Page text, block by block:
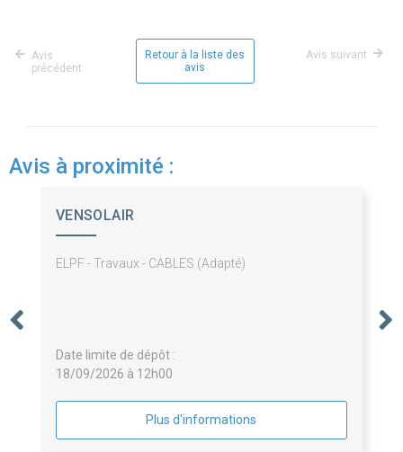
Avis
précédent
Retour à la liste des
avis
Avis suivant
Avis à proximité :
VENSOLAIR
ELPF - Travaux - CABLES (Adapté)
Date limite de dépôt :
18/09/2026 à 12h00
Plus d'informations